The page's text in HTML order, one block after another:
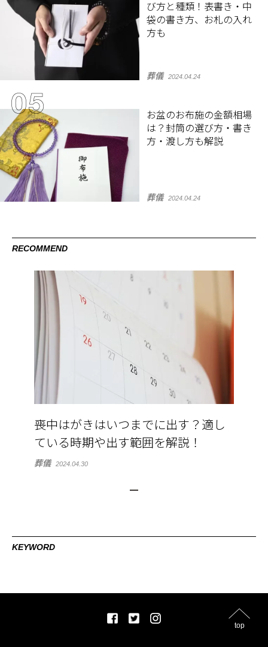
び方と種類！表書き・中
袋の書き方、お札の入れ
方も
葬儀 2024.04.24
お盆のお布施の金額相場
は？封筒の選び方・書き
方・渡し方も解説
葬儀 2024.04.24
RECOMMEND
喪中はがきはいつまでに出す？適し
ている時期や出す範囲を解説！
葬儀 2024.04.30
KEYWORD
top